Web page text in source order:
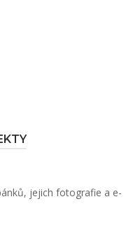
jejich fotografie a e-